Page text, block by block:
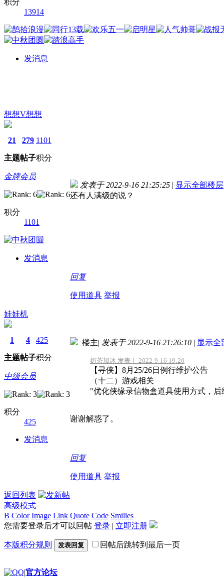
13914
发消息
想想V想想
21
主题
279
帖子
1101
积分
金牌会员
积分
1101
发消息
发表于 2022-9-16 21:25:25 | 显示全部楼层
还有人满级的说？
回复
使用道具 举报
娃娃机
1
主题
4
帖子
425
积分
中级会员
积分
425
发消息
楼主| 发表于 2022-9-16 21:26:10 | 显示全
奶茶加冰 发表于 2022-9-16 19:20
【寻侠】8月25/26日例行维护公告
（十二）游戏相关
"优化侠缘录信物盒道具使用方式，
谢谢解惑了。
回复
使用道具 举报
返回列表
高级模式
B Color Image Link Quote Code Smilies
您需要登录后才可以回帖 登录 | 立即注册
本版积分规则 发表回复 回帖后跳转到最后一页
|官方论坛